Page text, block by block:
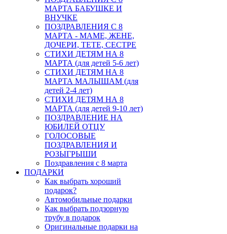
МАРТА БАБУШКЕ И
ВНУЧКЕ
ПОЗДРАВЛЕНИЯ С 8
МАРТА - МАМЕ, ЖЕНЕ,
ДОЧЕРИ, ТЕТЕ, СЕСТРЕ
СТИХИ ДЕТЯМ НА 8
МАРТА (для детей 5-6 лет)
СТИХИ ДЕТЯМ НА 8
МАРТА МАЛЫШАМ (для
детей 2-4 лет)
СТИХИ ДЕТЯМ НА 8
МАРТА (для детей 9-10 лет)
ПОЗДРАВЛЕНИЕ НА
ЮБИЛЕЙ ОТЦУ
ГОЛОСОВЫЕ
ПОЗДРАВЛЕНИЯ И
РОЗЫГРЫШИ
Поздравления с 8 марта
ПОДАРКИ
Как выбрать хороший
подарок?
Автомобильные подарки
Как выбрать подзорную
трубу в подарок
Оригинальные подарки на